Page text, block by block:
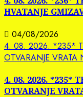
HVATANJE
04/08/2026
4. 08. 2026. *235*
OTVARANJE VRATA
4. 08. 2026. *235*
OTVARANJE